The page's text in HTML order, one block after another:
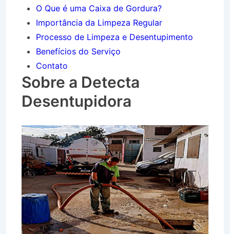
O Que é uma Caixa de Gordura?
Importância da Limpeza Regular
Processo de Limpeza e Desentupimento
Benefícios do Serviço
Contato
Sobre a Detecta
Desentupidora